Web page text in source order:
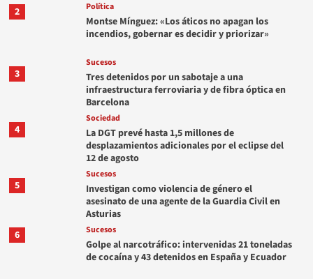
2 Política
Montse Mínguez: «Los áticos no apagan los
incendios, gobernar es decidir y priorizar»
3
Sucesos
Tres detenidos por un sabotaje a una
infraestructura ferroviaria y de fibra óptica en
Barcelona
4
Sociedad
La DGT prevé hasta 1,5 millones de
desplazamientos adicionales por el eclipse del
12 de agosto
5
Sucesos
Investigan como violencia de género el
asesinato de una agente de la Guardia Civil en
Asturias
6
Sucesos
Golpe al narcotráfico: intervenidas 21 toneladas
de cocaína y 43 detenidos en España y Ecuador